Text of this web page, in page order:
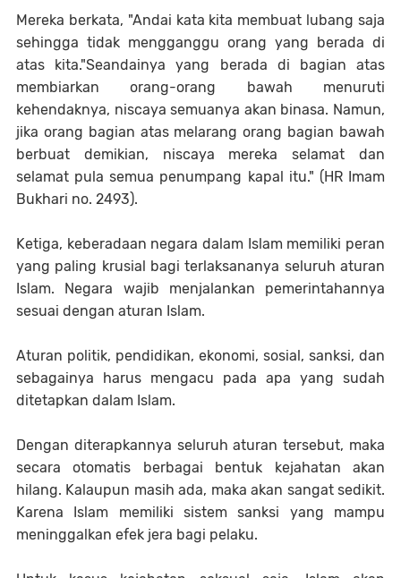
Mereka berkata, "Andai kata kita membuat lubang saja
sehingga tidak mengganggu orang yang berada di
atas kita."Seandainya yang berada di bagian atas
membiarkan orang-orang bawah menuruti
kehendaknya, niscaya semuanya akan binasa. Namun,
jika orang bagian atas melarang orang bagian bawah
berbuat demikian, niscaya mereka selamat dan
selamat pula semua penumpang kapal itu." (HR Imam
Bukhari no. 2493).
Ketiga, keberadaan negara dalam Islam memiliki peran
yang paling krusial bagi terlaksananya seluruh aturan
Islam. Negara wajib menjalankan pemerintahannya
sesuai dengan aturan Islam.
Aturan politik, pendidikan, ekonomi, sosial, sanksi, dan
sebagainya harus mengacu pada apa yang sudah
ditetapkan dalam Islam.
Dengan diterapkannya seluruh aturan tersebut, maka
secara otomatis berbagai bentuk kejahatan akan
hilang. Kalaupun masih ada, maka akan sangat sedikit.
Karena Islam memiliki sistem sanksi yang mampu
meninggalkan efek jera bagi pelaku.